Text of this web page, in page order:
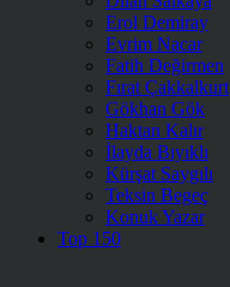
Erol Demiray
Evrim Nacar
Fatih Değirmen
Fırat Çakkalkurt
Gökhan Gök
Haktan Kalır
İlayda Bıyıklı
Kürşat Saygılı
Teksin Begeç
Konuk Yazar
Top 150